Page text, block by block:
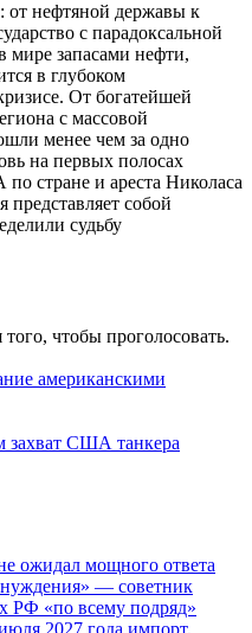
от нефтяной державы к
с парадоксальной
мире запасами нефти,
в глубоком
От богатейшей
с массовой
менее чем за одно
на первых полосах
стране и ареста Николаса
представляет собой
судьбу
того, чтобы проголосовать.
американскими
захват США танкера
ожидал мощного ответа
— советник
РФ «по всему подряд»